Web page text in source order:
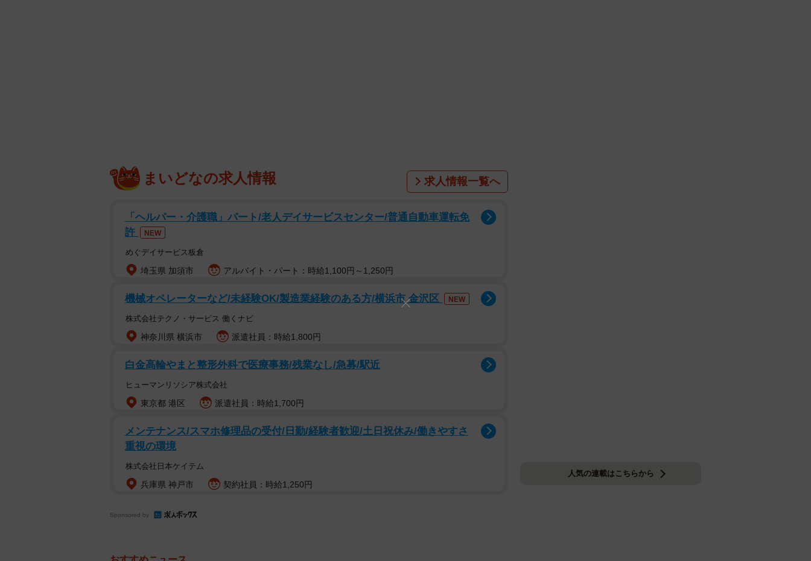
まいどなの求人情報 求人情報一覧へ
「ヘルパー・介護職」パート/老人デイサービスセンター/普通自動車運転免
許
NEW
めぐデイサービス板倉
埼玉県 加須市 アルバイト・パート：時給1,100円～1,250円
機械オペレーターなど/未経験OK/製造業経験のある方/横浜市 金沢区 NEW
株式会社テクノ・サービス 働くナビ
神奈川県 横浜市 派遣社員：時給1,800円
白金高輪やまと整形外科で医療事務/残業なし/急募/駅近
ヒューマンリソシア株式会社
東京都 港区 派遣社員：時給1,700円
メンテナンス/スマホ修理品の受付/日勤/経験者歓迎/土日祝休み/働きやすさ
重視の環境
株式会社日本ケイテム
兵庫県 神戸市 契約社員：時給1,250円
Sponsored by
人気の連載はこちらから